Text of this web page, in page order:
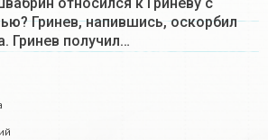
относился к Гриневу с
Гринев, напившись, оскорбил
Гринев получил…